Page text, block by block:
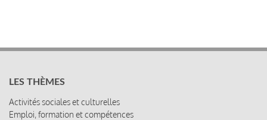
LES THÈMES
Activités sociales et culturelles
Emploi, formation et compétences